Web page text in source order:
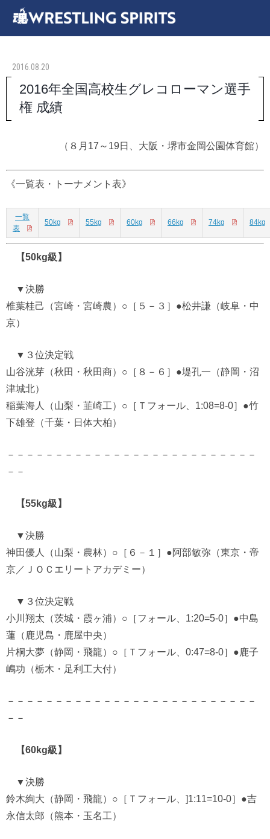
2016.08.20
2016年全国高校生グレコローマン選手
権 成績
（８月17～19日、大阪・堺市金岡公園体育館）
《一覧表・トーナメント表》
一覧
表
50kg 55kg 60kg 66kg 74kg 84kg
【50kg級】
▼決勝
椎葉桂己（宮崎・宮崎農）○［５－３］●松井謙（岐阜・中
京）
▼３位決定戦
山谷洸芽（秋田・秋田商）○［８－６］●堤孔一（静岡・沼
津城北）
稲葉海人（山梨・韮崎工）○［Ｔフォール、1:08=8-0］●竹
下雄登（千葉・日体大柏）
－－－－－－－－－－－－－－－－－－－－－－－－－－
－－
【55kg級】
▼決勝
神田優人（山梨・農林）○［６－１］●阿部敏弥（東京・帝
京／ＪＯＣエリートアカデミー）
▼３位決定戦
小川翔太（茨城・霞ヶ浦）○［フォール、1:20=5-0］●中島
蓮（鹿児島・鹿屋中央）
片桐大夢（静岡・飛龍）○［Ｔフォール、0:47=8-0］●鹿子
嶋功（栃木・足利工大付）
－－－－－－－－－－－－－－－－－－－－－－－－－－
－－
【60kg級】
▼決勝
鈴木絢大（静岡・飛龍）○［Ｔフォール、]1:11=10-0］●吉
永信太郎（熊本・玉名工）